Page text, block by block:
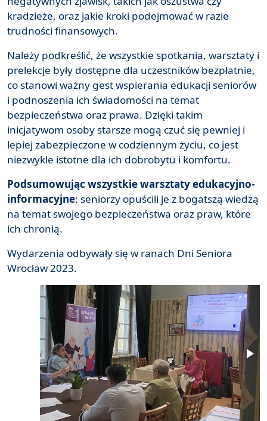
kradzieże, oraz jakie kroki podejmować w razie
trudności finansowych.
Należy podkreślić, że wszystkie spotkania, warsztaty i
prelekcje były dostępne dla uczestników bezpłatnie,
co stanowi ważny gest wspierania edukacji seniorów
i podnoszenia ich świadomości na temat
bezpieczeństwa oraz prawa. Dzięki takim
inicjatywom osoby starsze mogą czuć się pewniej i
lepiej zabezpieczone w codziennym życiu, co jest
niezwykle istotne dla ich dobrobytu i komfortu.
Podsumowując wszystkie warsztaty edukacyjno-
informacyjne: seniorzy opuścili je z bogatszą wiedzą
na temat swojego bezpieczeństwa oraz praw, które
ich chronią.
Wydarzenia odbywały się w ranach Dni Seniora
Wrocław 2023.